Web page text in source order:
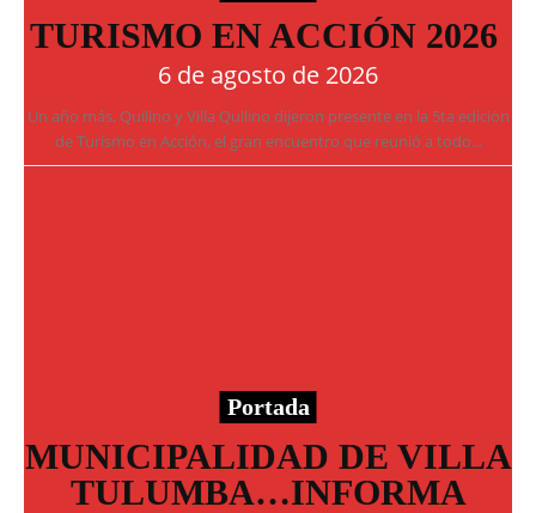
TURISMO EN ACCIÓN 2026
6 de agosto de 2026
Un año más, Quilino y Villa Quilino dijeron presente en la 5ta edición
de Turismo en Acción, el gran encuentro que reunió a todo...
Portada
MUNICIPALIDAD DE VILLA
TULUMBA…INFORMA